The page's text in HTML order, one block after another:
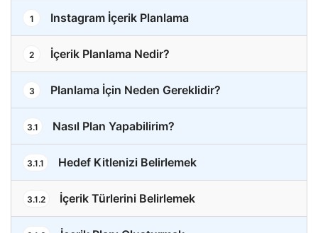
1 Instagram İçerik Planlama
2 İçerik Planlama Nedir?
3 Planlama İçin Neden Gereklidir?
3.1 Nasıl Plan Yapabilirim?
3.1.1 Hedef Kitlenizi Belirlemek
3.1.2 İçerik Türlerini Belirlemek